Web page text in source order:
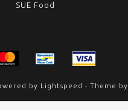
SUE Food
by Lightspeed - Theme by